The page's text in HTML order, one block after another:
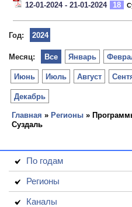
12-01-2024 - 21-01-2024 18
Год: 2024
Месяц: Январь
Июнь Июль Август
Декабрь
Все
Главная » Регионы »
Суздаль
По годам
Регионы
Каналы